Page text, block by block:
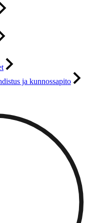
ja kunnossapito